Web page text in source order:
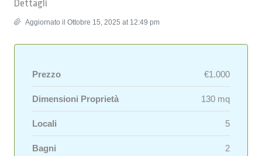
Dettagli
Aggiornato il Ottobre 15, 2025 at 12:49 pm
Prezzo €1.000
Dimensioni Proprietà 130 mq
Locali 5
Bagni 2